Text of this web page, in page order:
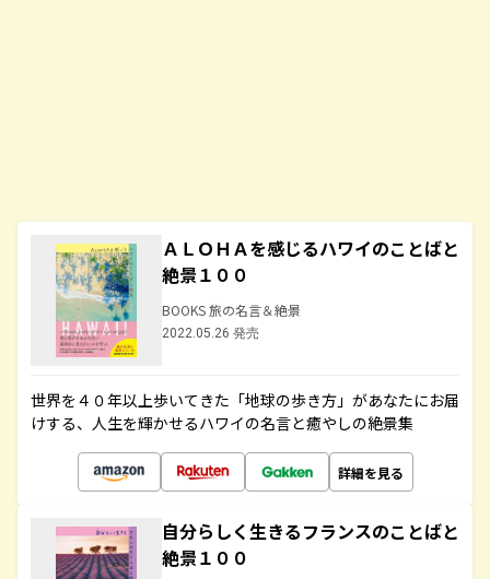
ＡＬＯＨＡを感じるハワイのことばと
絶景１００
BOOKS 旅の名言＆絶景
2022.05.26 発売
世界を４０年以上歩いてきた「地球の歩き方」があなたにお届
けする、人生を輝かせるハワイの名言と癒やしの絶景集
詳細を見る
自分らしく生きるフランスのことばと
絶景１００